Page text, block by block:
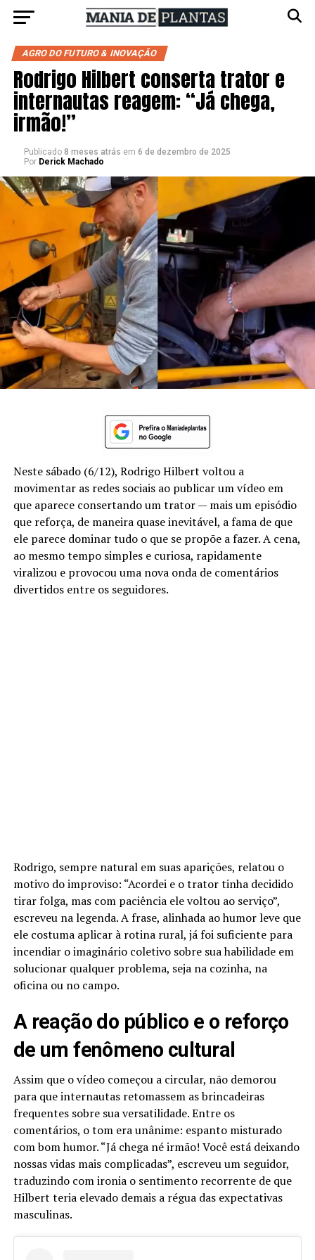
AGRO DO FUTURO & INOVAÇÃO
Rodrigo Hilbert conserta trator e
internautas reagem: “Já chega,
irmão!”
Publicado 8 meses atrás em 6 de dezembro de 2025
Por Derick Machado
Neste sábado (6/12), Rodrigo Hilbert voltou a
movimentar as redes sociais ao publicar um vídeo em
que aparece consertando um trator — mais um episódio
que reforça, de maneira quase inevitável, a fama de que
ele parece dominar tudo o que se propõe a fazer. A cena,
ao mesmo tempo simples e curiosa, rapidamente
viralizou e provocou uma nova onda de comentários
divertidos entre os seguidores.
Rodrigo, sempre natural em suas aparições, relatou o
motivo do improviso: “Acordei e o trator tinha decidido
tirar folga, mas com paciência ele voltou ao serviço”,
escreveu na legenda. A frase, alinhada ao humor leve que
ele costuma aplicar à rotina rural, já foi suficiente para
incendiar o imaginário coletivo sobre sua habilidade em
solucionar qualquer problema, seja na cozinha, na
oficina ou no campo.
A reação do público e o reforço
de um fenômeno cultural
Assim que o vídeo começou a circular, não demorou
para que internautas retomassem as brincadeiras
frequentes sobre sua versatilidade. Entre os
comentários, o tom era unânime: espanto misturado
com bom humor. “Já chega né irmão! Você está deixando
nossas vidas mais complicadas”, escreveu um seguidor,
traduzindo com ironia o sentimento recorrente de que
Hilbert teria elevado demais a régua das expectativas
masculinas.